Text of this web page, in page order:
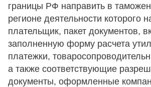
границы РФ направить в
регионе деятельности которого
плательщик, пакет документов,
заполненную форму расчета
платежки,
а также соответствующие
документы, оформленные